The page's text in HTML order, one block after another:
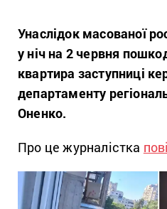
Унаслідок масованої
у ніч на 2 червня
квартира заступниці
департаменту
Оненко.
Про це журналістка